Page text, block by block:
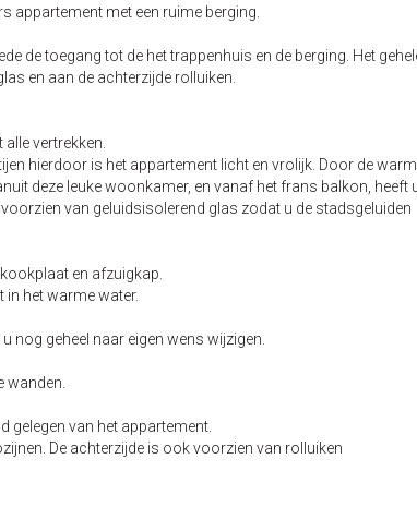
appartement met een ruime berging.
de toegang tot de het trappenhuis en de berging. Het
en aan de achterzijde rolluiken.
vertrekken.
hierdoor is het appartement licht en vrolijk. Door de
deze leuke woonkamer, en vanaf het frans balkon, heeft
van geluidsisolerend glas zodat u de stadsgeluiden
en afzuigkap.
in het warme water.
nog geheel naar eigen wens wijzigen.
wanden.
gelegen van het appartement.
De achterzijde is ook voorzien van rolluiken